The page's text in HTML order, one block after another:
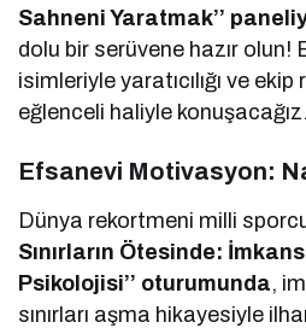
Sahneni Yaratmak’’
dolu bir serüvene hazır olun!
isimleriyle yaratıcılığı ve
eğlenceli haliyle konuşacağız.
Efsanevi Motivasyon:
Dünya rekortmeni milli
Sınırların Ötesinde:
Psikolojisi’’ oturumunda,
sınırları aşma hikayesiyle